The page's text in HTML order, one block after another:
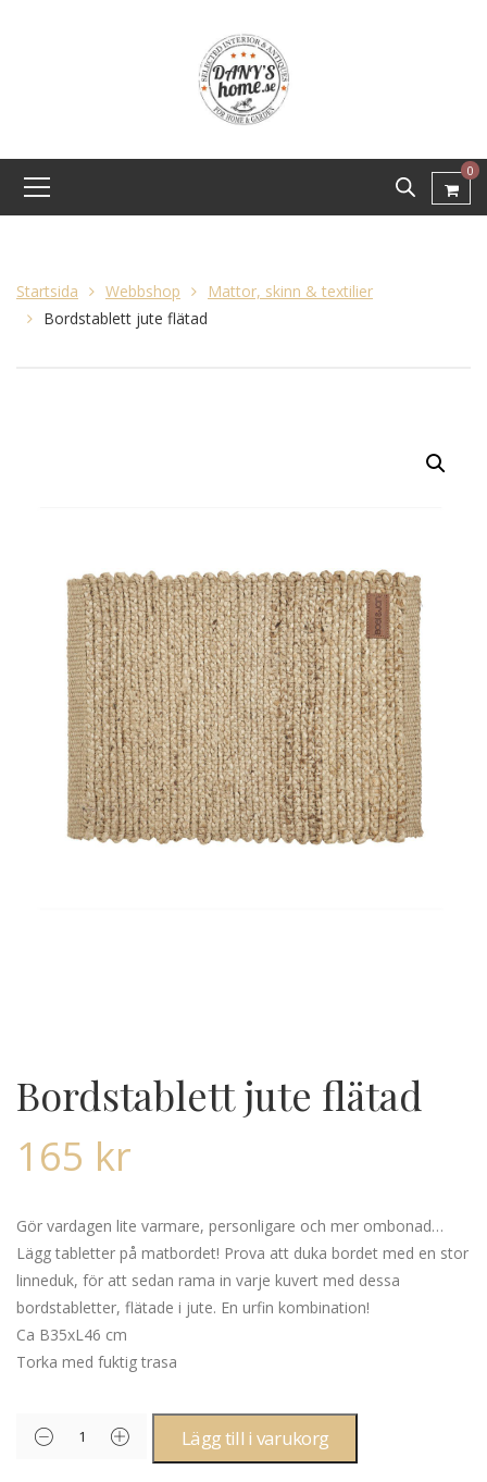
0
Startsida Webbshop
Mattor, skinn & textilier
Bordstablett jute flätad
Bordstablett jute flätad
165 kr
Gör vardagen lite varmare, personligare och mer ombonad…
Lägg tabletter på matbordet! Prova att duka bordet med en stor
linneduk, för att sedan rama in varje kuvert med dessa
bordstabletter, flätade i jute. En urfin kombination!
Ca B35xL46 cm
Torka med fuktig trasa
Lägg till i varukorg